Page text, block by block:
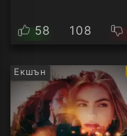
58 108
Екшън